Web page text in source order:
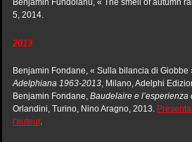
Benjamin Fundoianu, « The smell of autumn
5, 2014.
2013
Benjamin Fondane, « Sulla bilancia di Giobbe
Adelphiana 1963-2013, Milano, Adelphi
Benjamin Fondane, Baudelaire e l’esperienza
Orlandini, Turino, Nino Aragno, 2013.
l'auteur.